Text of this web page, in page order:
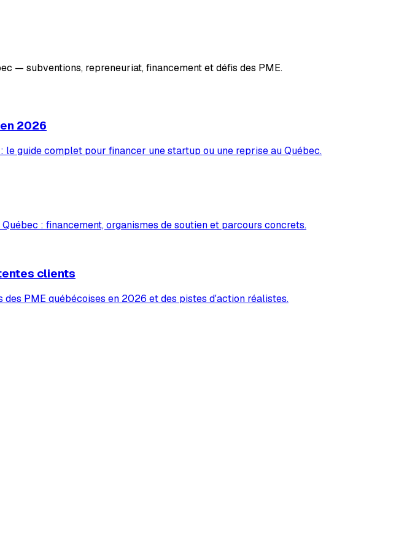
— subventions, repreneuriat, financement et défis des PME.
2026
guide complet pour financer une startup ou une reprise au Québec.
: financement, organismes de soutien et parcours concrets.
clients
PME québécoises en 2026 et des pistes d'action réalistes.